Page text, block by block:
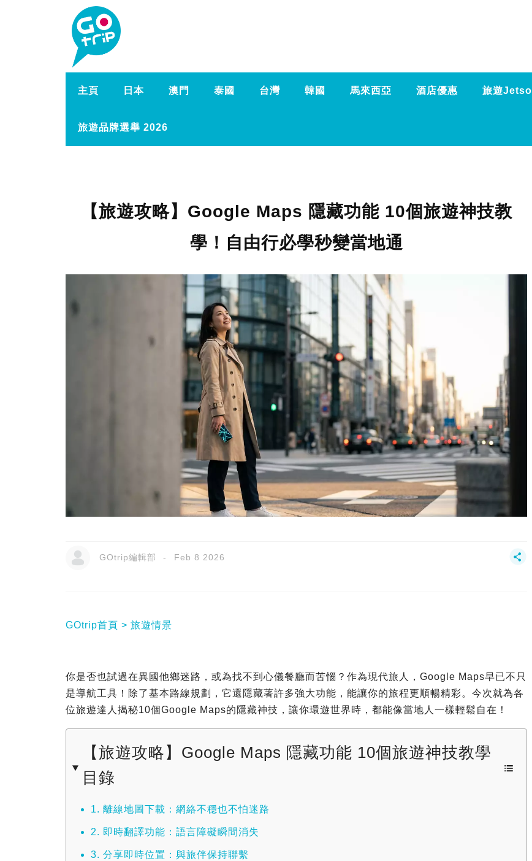
主頁 日本 澳門 泰國 台灣 韓國 馬來西亞 酒店優惠 旅遊Jetso
旅遊品牌選舉 2026
【旅遊攻略】Google Maps 隱藏功能 10個旅遊神技教
學！自由行必學秒變當地通
GOtrip編輯部 Feb 8 2026
GOtrip首頁 旅遊情景
你是否也試過在異國他鄉迷路，或為找不到心儀餐廳而苦惱？作為現代旅人，Google Maps早已不只
是導航工具！除了基本路線規劃，它還隱藏著許多強大功能，能讓你的旅程更順暢精彩。今次就為各
位旅遊達人揭秘10個Google Maps的隱藏神技，讓你環遊世界時，都能像當地人一樣輕鬆自在！
【旅遊攻略】Google Maps 隱藏功能 10個旅遊神技教學
目錄
1. 離線地圖下載：網絡不穩也不怕迷路
2. 即時翻譯功能：語言障礙瞬間消失
3. 分享即時位置：與旅伴保持聯繫